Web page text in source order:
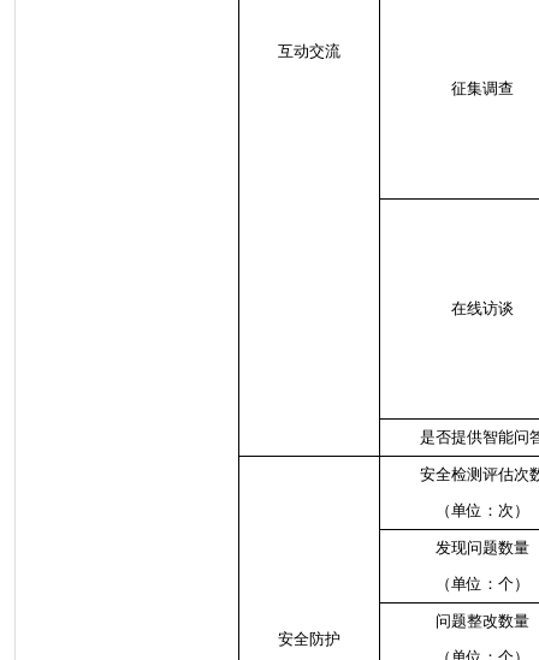
互动交流
征集调查
在线访谈
是否提供智能问
安全防护
安全检测评估次
（单位：次）
发现问题数量
（单位：个）
问题整改数量